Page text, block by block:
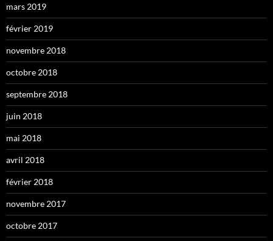
mars 2019
février 2019
novembre 2018
octobre 2018
septembre 2018
juin 2018
mai 2018
avril 2018
février 2018
novembre 2017
octobre 2017